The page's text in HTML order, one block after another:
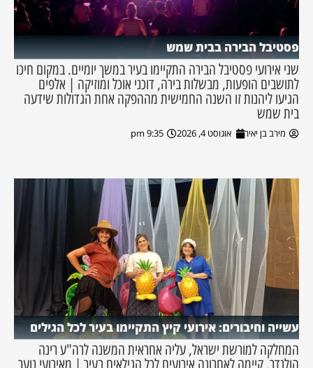
פסטיבל הבירה בבית שמש
שני אירועי פסטיבל הבירה התקיימו בעיר במשך יומיים. במקום חיכו
לתושבים הופעות, מבשלות בירה, דוכני אוכל ומוזיקה | אלפים
הגיעו ליהנות זו השנה החמישית מההפקה אחת הגדולות שידעה
בית שמש
מירב בן יאיר אוגוסט 4, 2026 9:35 pm
עשייה וחיבורים: אירועי קיץ התקיימו בעיר לכל הגילים
המחלקה למורשת ישראל, עליה אחראית המשנה לרה"ע רינה
הולנדר, קיימה לאחרונה אירועים לכל הגילאים בעיר | מאירועי נוער